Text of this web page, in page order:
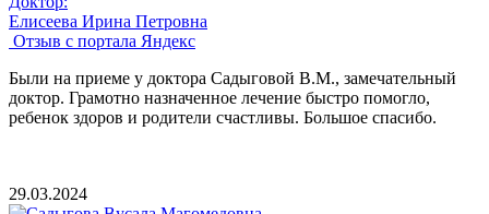
Елисеева Ирина Петровна
Отзыв с портала Яндекс
Были на приеме у доктора Садыговой В.М., замечательный
доктор. Грамотно назначенное лечение быстро помогло,
ребенок здоров и родители счастливы. Большое спасибо.
29.03.2024